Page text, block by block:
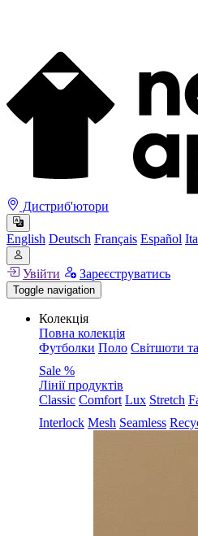
Дистриб'ютори
English Deutsch Français Español
Увійти Зареєструватись
Toggle navigation
Колекція
Повна колекція
Футболки Поло Світшоти
Sale %
Лінії продуктів
Classic Comfort Lux Stretch
Interlock Mesh Seamless